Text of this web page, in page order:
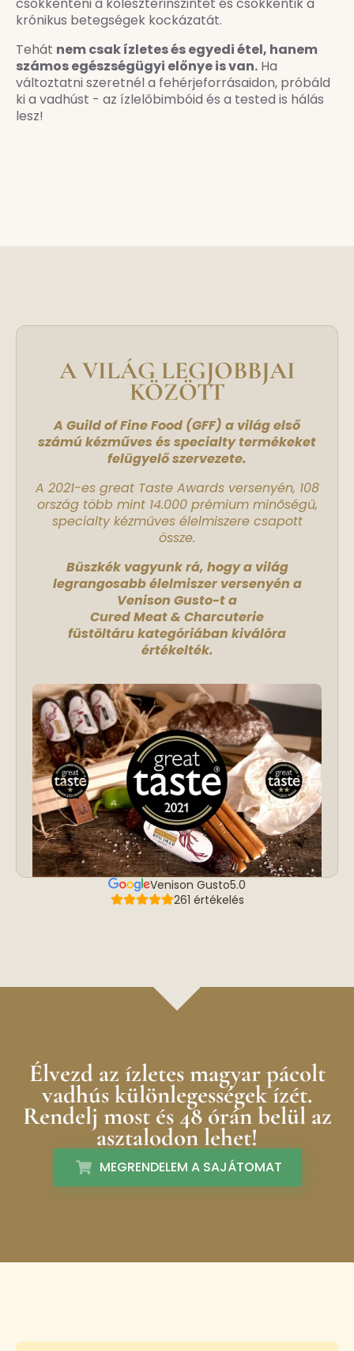
csökkenteni a koleszterinszintet és csökkentik a
krónikus betegségek kockázatát.
Tehát nem csak ízletes és egyedi étel, hanem
számos egészségügyi előnye is van. Ha
változtatni szeretnél a fehérjeforrásaidon, próbáld
ki a vadhúst - az ízlelőbimbóid és a tested is hálás
lesz!
A VILÁG LEGJOBBJAI
KÖZÖTT
A Guild of Fine Food (GFF) a világ első
számú kézműves és specialty termékeket
felügyelő szervezete.
A 2021-es great Taste Awards versenyén, 108
ország több mint 14.000 prémium minőségű,
specialty kézműves élelmiszere csapott
össze.
Büszkék vagyunk rá, hogy a világ
legrangosabb élelmiszer versenyén a
Venison Gusto-t a
Cured Meat & Charcuterie
füstöltáru kategóriában kiválóra
értékelték.
Venison Gusto5.0
261 értékelés
Élvezd az ízletes magyar pácolt
vadhús különlegességek ízét.
Rendelj most és 48 órán belül az
asztalodon lehet!
MEGRENDELEM A SAJÁTOMAT